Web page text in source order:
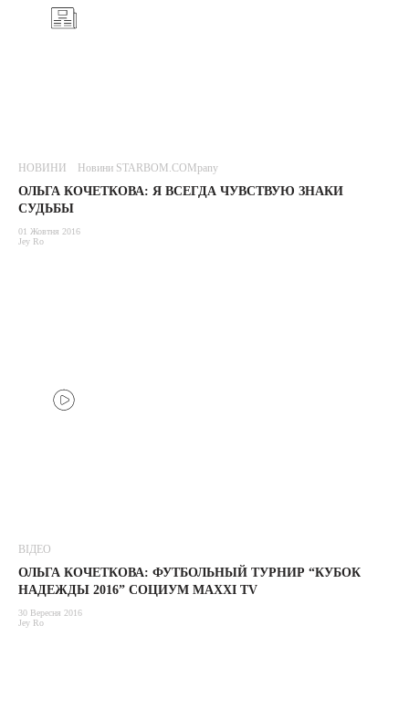
НОВИНИ Новини STARBOM.COMpany
ОЛЬГА КОЧЕТКОВА: Я ВСЕГДА ЧУВСТВУЮ ЗНАКИ
СУДЬБЫ
01 Жовтня 2016
Jey Ro
ВІДЕО
ОЛЬГА КОЧЕТКОВА: ФУТБОЛЬНЫЙ ТУРНИР “КУБОК
НАДЕЖДЫ 2016” СОЦИУМ MAXXI TV
30 Вересня 2016
Jey Ro